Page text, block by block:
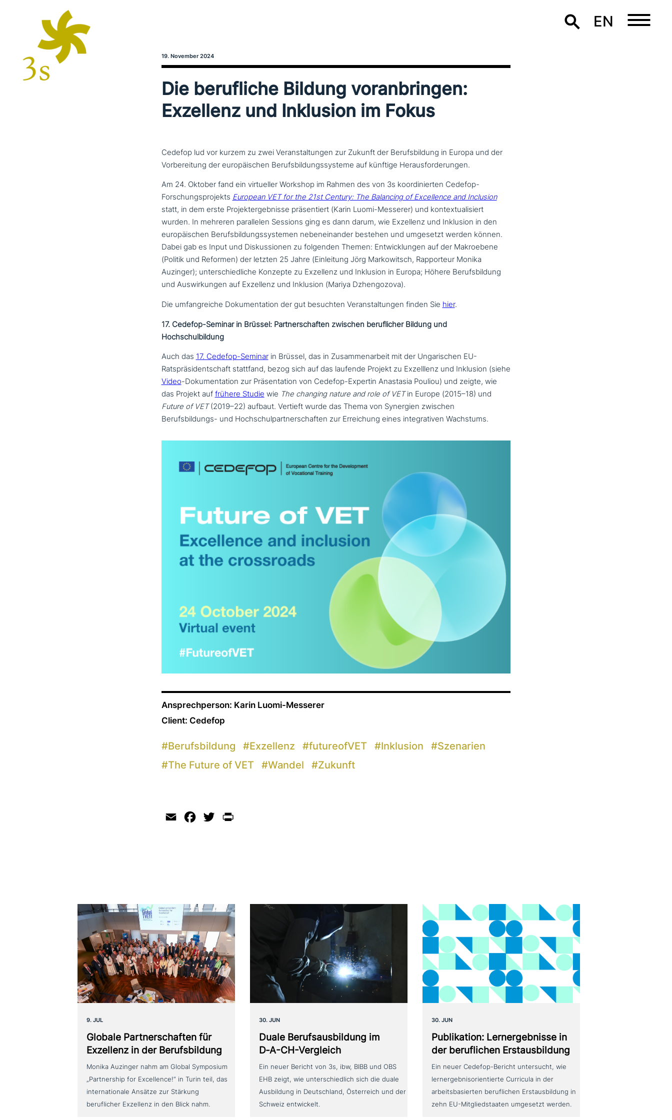
EN
19. November 2024
Die beruf­li­che Bildung vor­an­brin­gen:
Exzellenz und Inklusion im Fokus
Cedefop lud vor kurzem zu zwei Veranstaltungen zur Zukunft der Berufsbildung in Europa und der
Vorbereitung der europäischen Berufsbildungssysteme auf künftige Herausforderungen.
Am 24. Oktober fand ein vir­tu­el­ler Workshop im Rahmen des von 3s koor­di­nier­ten Cedefop-
Forschungsprojekts European VET for the 21st Century: The Balancing of Excellence and Inclusion
statt, in dem erste Projektergebnisse prä­sen­tiert (Karin Luomi-Messerer) und kon­tex­tua­li­siert
wurden. In mehreren par­al­le­len Sessions ging es dann darum, wie Exzellenz und Inklusion in den
euro­päi­schen Berufsbildungssystemen neben­ein­an­der bestehen und umgesetzt werden können.
Dabei gab es Input und Diskussionen zu folgenden Themen: Entwicklungen auf der Makroebene
(Politik und Reformen) der letzten 25 Jahre (Einleitung Jörg Markowitsch, Rapporteur Monika
Auzinger); unter­schied­li­che Konzepte zu Exzellenz und Inklusion in Europa; Höhere Berufsbildung
und Auswirkungen auf Exzellenz und Inklusion (Mariya Dzhengozova).
Die umfang­rei­che Dokumentation der gut besuchten Veranstaltungen finden Sie hier.
17. Cedefop-Seminar in Brüssel: Partnerschaften zwischen beruf­li­cher Bildung und
Hochschulbildung
Auch das 17. Cedefop-Seminarin Brüssel, das in Zusammenarbeit mit der Ungarischen EU-
Ratspräsidentschaft stattfand, bezog sich auf das laufende Projekt zu Exzelllenz und Inklusion (siehe
Video-Dokumentation zur Präsentation von Cedefop-Expertin Anastasia Pouliou) und zeigte, wie
das Projekt auf frühere Studie wie The changing nature and role of VETin Europe (2015–18) und
Future of VET(2019–22) aufbaut. Vertieft wurde das Thema von Synergien zwischen
Berufsbildungs- und Hochschulpartnerschaften zur Erreichung eines inte­gra­ti­ven Wachstums.
Ansprechperson: Karin Luomi-Messerer
Client: Cedefop
#Berufsbildung #Exzellenz #futureofVET #Inklusion #Szenarien
#The Future of VET #Wandel #Zukunft
Email Facebook
Twitter
9. JUL
Globale Partnerschaften für
Exzellenz in der Berufsbildung
Monika Auzinger nahm am Global Symposium
„Partnership for Excellence!“ in Turin teil, das
internationale Ansätze zur Stärkung
beruflicher Exzellenz in den Blick nahm.
30. JUN
Duale Berufsausbildung im
D‑A-CH-Vergleich
Ein neuer Bericht von 3s, ibw, BIBB und OBS
EHB zeigt, wie unterschiedlich sich die duale
Ausbildung in Deutschland, Österreich und der
Schweiz entwickelt.
30. JUN
Publikation: Lernergebnisse in
der beruf­li­chen Erstausbildung
Ein neuer Cedefop-Bericht untersucht, wie
lernergebnisorientierte Curricula in der
arbeitsbasierten beruflichen Erstausbildung in
zehn EU-Mitgliedstaaten umgesetzt werden.